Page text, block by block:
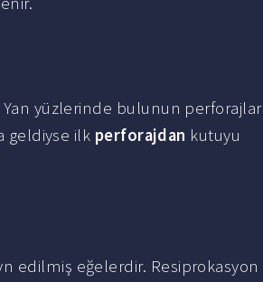
Yan yüzlerinde bulunun perforajlar
geldiyse ilk perforajdan kutuyu
edilmiş eğelerdir. Resiprokasyon